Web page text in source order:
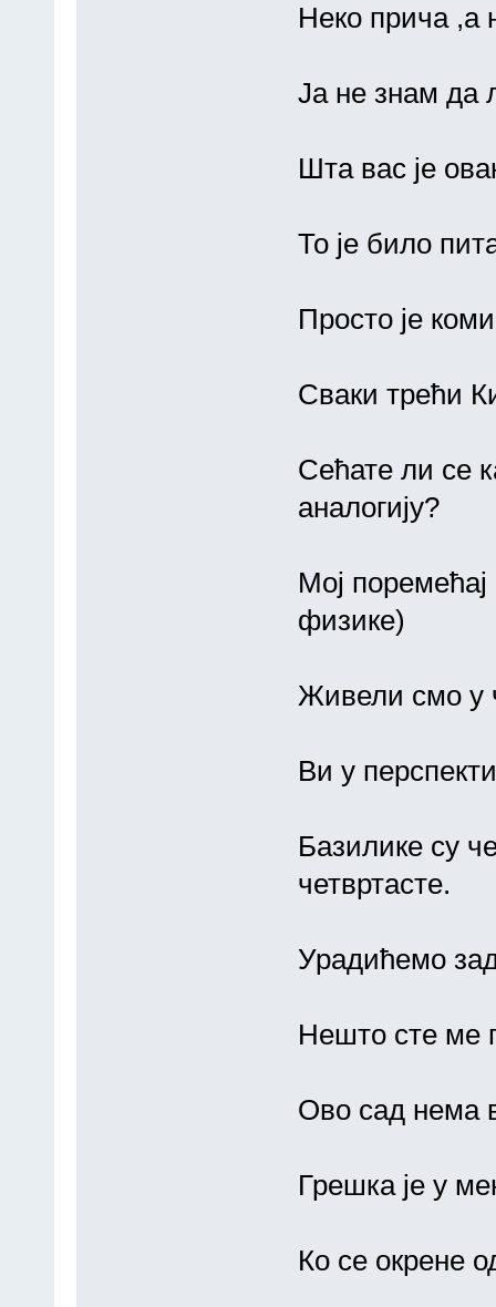
Неко прича ,а
Ја не знам да
Шта вас је
То је било
Просто је
Сваки трећи
Сећате ли се
аналогију?
Мој
физике)
Живели смо у
Ви у
Базилике су
четвртасте.
Урадићемо
Нешто сте ме
Ово сад нема
Грешка је у
Ко се окрене